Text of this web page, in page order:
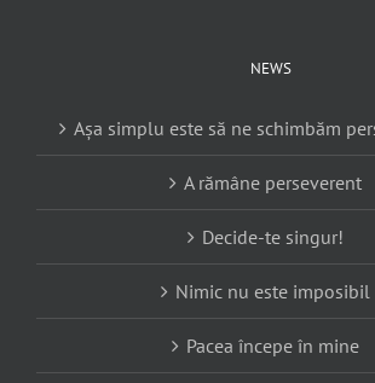
NEWS
Așa simplu este să ne schimbăm
A rămâne perseverent
Decide-te singur!
Nimic nu este imposibil
Pacea începe în mine